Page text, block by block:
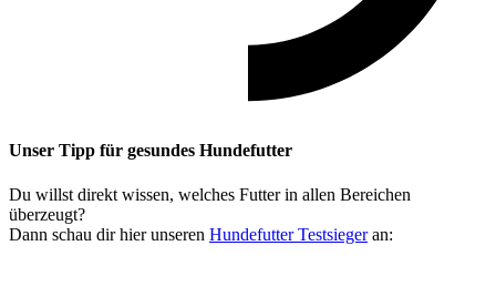
Unser Tipp für gesundes Hundefutter
Du willst direkt wissen, welches Futter in allen Bereichen
überzeugt?
Dann schau dir hier unseren Hundefutter Testsiegeran: